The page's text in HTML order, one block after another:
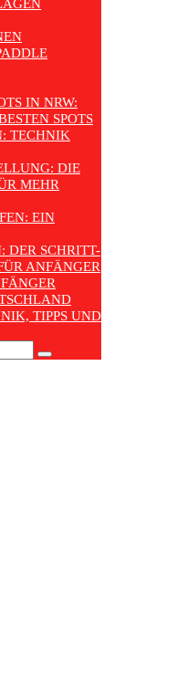
IN NRW:
SPOTS
TECHNIK
DIE R
MEHR E
EIN
DER SCHRITT-
ANFÄNGER
TIPPS UND TRENDS